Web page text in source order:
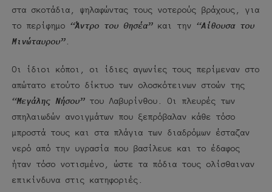
στα σκοτάδια, ψηλαφώντας τους νοτερούς βράχους, για
το περίφημο “Άντρο του Θησέα” και την “Αίθουσα του
Μινώταυρου”.
Οι ίδιοι κόποι, οι ίδιες αγωνίες τους περίμεναν στο
απώτατο ετούτο δίκτυο των ολοσκότεινων στοών της
“Μεγάλης Νήσου” του Λαβυρίνθου. Οι πλευρές των
σπηλαιωδών ανοιγμάτων που ξεπρόβαλαν κάθε τόσο
μπροστά τους και στα πλάγια των διαδρόμων έσταζαν
νερό από την υγρασία που βασίλευε και το έδαφος
ήταν τόσο νοτισμένο, ώστε τα πόδια τους ολίσθαιναν
επικίνδυνα στις κατηφοριές.